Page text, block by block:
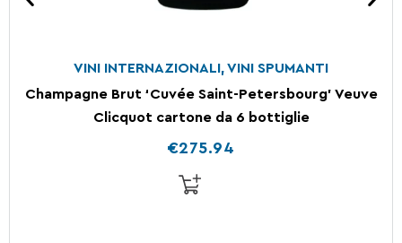
VINI INTERNAZIONALI,VINI SPUMANTI
Champagne Brut ‘Cuvée Saint-Petersbourg’ Veuve
Clicquot cartone da 6 bottiglie
€275.94